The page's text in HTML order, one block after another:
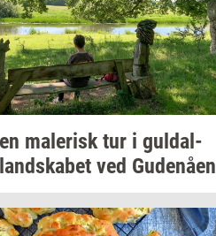
ma­le­risktur i gul­dal­
ved Gu­denå­en